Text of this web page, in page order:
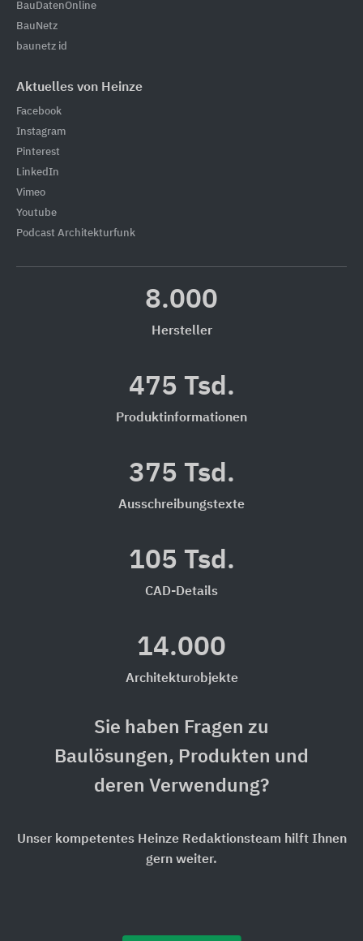
BauDatenOnline
BauNetz
baunetz id
Aktuelles von Heinze
Facebook
Instagram
Pinterest
LinkedIn
Vimeo
Youtube
Podcast Architekturfunk
8.000
Hersteller
475 Tsd.
Produktinformationen
375 Tsd.
Ausschreibungstexte
105 Tsd.
CAD-Details
14.000
Architekturobjekte
Sie haben Fragen zu
Baulösungen, Produkten und
deren Verwendung?
Unser kompetentes Heinze Redaktionsteam hilft Ihnen
gern weiter.